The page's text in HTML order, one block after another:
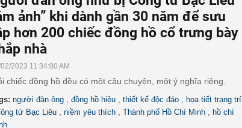
ảnh” khi dành gần 30 năm để sưu
hơn 200 chiếc đồng hồ cổ trưng bày
nhà
2023 11:34:00 AM
chiếc đồng hồ đều có một câu chuyện, một ý nghĩa riêng.
người đàn ông đồng hồ hiệu thiết kế độc đáo họa tiết trang trí
tử Bạc Liêu niềm yêu thích Thành phố Hồ Chí Minh
hồ chí